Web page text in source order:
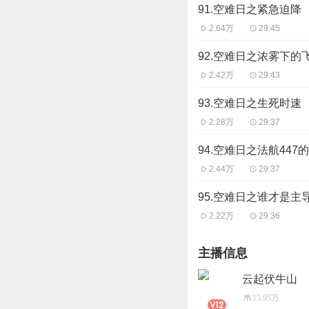
91.空难日之紧急迫降
2.64万 29:45
92.空难日之浓雾下的
2.42万 29:43
93.空难日之生死时速
2.28万 29:37
94.空难日之法航447
2.44万 29:37
95.空难日之谁才是主
2.22万 29:36
主播信息
云起伏牛山
15.95万